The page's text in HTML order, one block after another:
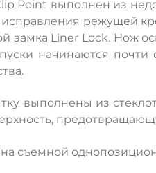
Point выполнен из
исправления режущей
замка Liner Lock. Нож
начинаются
выполнены из
съемной